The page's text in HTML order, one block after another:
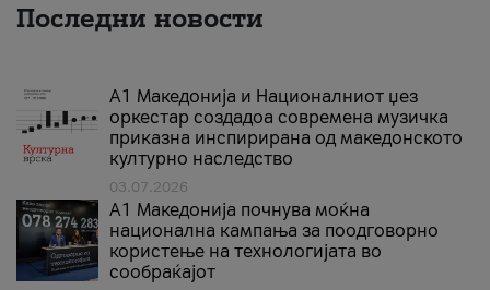
Последни новости
А1 Македонија и Националниот џез
оркестар создадоа современа музичка
приказна инспирирана од македонското
културно наследство
03.07.2026
A1 Македонија почнува моќна
национална кампања за поодговорно
користење на технологијата во
сообраќајот